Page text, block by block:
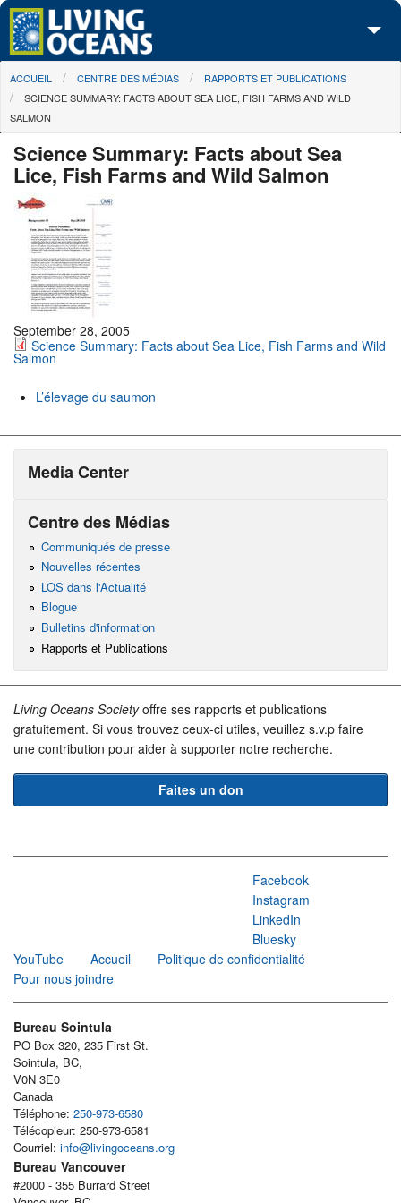
Skip to main content
À propos de nous
Nos campagnes
Centre des Médias
Les Cartes
Passez à l'action
You are here
ACCUEIL CENTRE DES MÉDIAS
RAPPORTS ET PUBLICATIONS
SCIENCE SUMMARY: FACTS ABOUT SEA LICE, FISH FARMS AND WILD
SALMON
Science Summary: Facts about Sea
Lice, Fish Farms and Wild Salmon
September 28, 2005
Science Summary: Facts about Sea Lice, Fish Farms and Wild
Salmon
L’élevage du saumon
Media Center
Centre des Médias
Communiqués de presse
Nouvelles récentes
LOS dans l'Actualité
Blogue
Bulletins d'information
Rapports et Publications
Living Oceans Societyoffre ses rapports et publications
gratuitement. Si vous trouvez ceux-ci utiles, veuillez s.v.p faire
une contribution pour aider à supporter notre recherche.
Faites un don
Facebook
Instagram
LinkedIn
Bluesky
YouTube
Accueil
Politique de confidentialité
Pour nous joindre
Bureau Sointula
PO Box 320, 235 First St.
Sointula, BC,
V0N 3E0
Canada
Téléphone: 250-973-6580
Télécopieur: 250-973-6581
Courriel: info@livingoceans.org
Bureau Vancouver
#2000 - 355 Burrard Street